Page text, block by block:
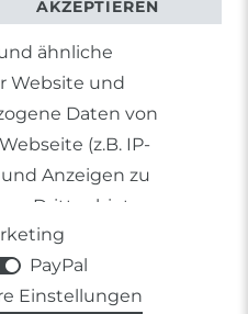
Futterinsekten,
lebende Tiere, sowie
und Produkte die keine
auf die Ersparnis
ähnliche
Website und
Daten von
(z.B. IP-
Anzeigen zu
Drittanbietern
auf unsere Website zu
erfolgt erst
teilen diese Daten
PayPal
Einstellungen
AKZEPTIEREN